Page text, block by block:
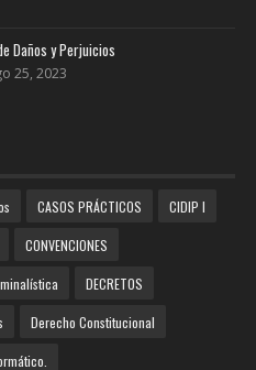
Daños y Perjuicios
25, 2023
CASOS PRÁCTICOS CIDIP I
CONVENCIONES
DECRETOS
Derecho Constitucional